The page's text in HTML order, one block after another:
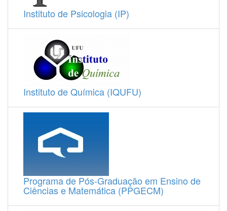
Instituto de Psicologia (IP)
Instituto de Química (IQUFU)
Programa de Pós-Graduação em Ensino de
Ciências e Matemática (PPGECM)